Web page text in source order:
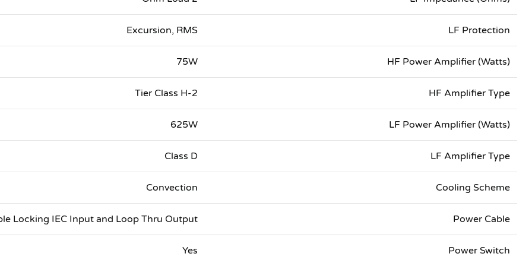
LF Protection
Excursion, RMS
HF Power Amplifier (Watts)
75W
HF Amplifier Type
2-Tier Class H
LF Power Amplifier (Watts)
625W
LF Amplifier Type
Class D
Cooling Scheme
Convection
Power Cable
Locking IEC Input and Loop Thru Output
Power Switch
Yes